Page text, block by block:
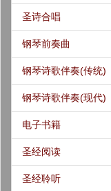
圣诗合唱
钢琴前奏曲
钢琴诗歌伴奏(传统)
钢琴诗歌伴奏(现代)
电子书籍
圣经阅读
圣经聆听